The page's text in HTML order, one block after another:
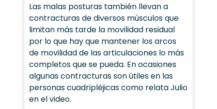
Las malas posturas también llevan a
contracturas de diversos músculos que
limitan más tarde la movilidad residual
por lo que hay que mantener los arcos
de movilidad de las articulaciones lo más
completos que se pueda. En ocasiones
algunas contracturas son útiles en las
personas cuadripléjicas como relata Julio
en el video.